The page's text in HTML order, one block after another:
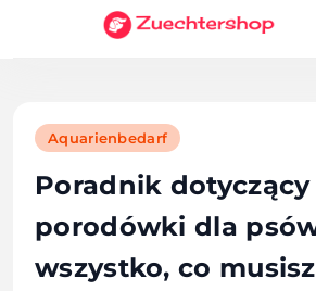
Aquarienbedarf
Poradnik dotyczący
porodówki dla
wszystko, co